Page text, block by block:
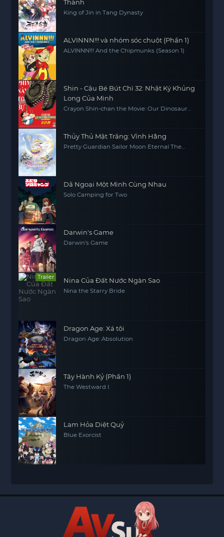
Thành
King of Jin in Tang Dynasty
ALVINNN!!! và nhóm sóc chuột (Phần 1)
ALVINNN!!! And the Chipmunks (Season 1)
Shin - Cậu Bé Bút Chì 32: Nhật Ký Khủng
Long Của Mình
Crayon Shin-chan the Movie: Our Dinosaur
Thủy Thủ Mặt Trăng: Vĩnh Hằng
Pretty Guardian Sailor Moon Eternal The
Dã Ngoại Một Mình Cùng Nhau
Solo Camping for Two
Darwin's Game
Darwin's Game
Trailer Nina Của Đất Nước Ngàn Sao
Nina the Starry Bride
Dragon Age: Xá tội
Dragon Age: Absolution
Tây Hành Kỷ (Phần 1)
The Westward I
Lam Hỏa Diệt Quỷ
Blue Exorcist